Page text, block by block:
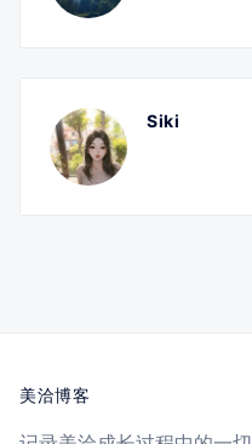
Siki
美洽博客